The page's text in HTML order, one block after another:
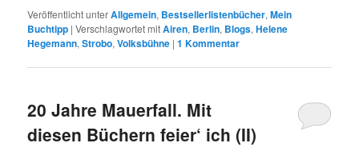
Veröffentlicht unterAllgemein, Bestsellerlistenbücher,Mein
Buchtipp |Verschlagwortet mitAiren, Berlin, Blogs,Helene
Hegemann,Strobo,Volksbühne |1 Kommentar
20 Jahre Mauerfall. Mit
diesen Büchern feier‘ ich (II)